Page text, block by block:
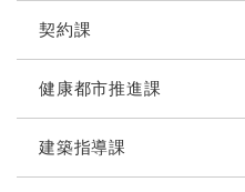
契約課
健康都市推進課
建築指導課